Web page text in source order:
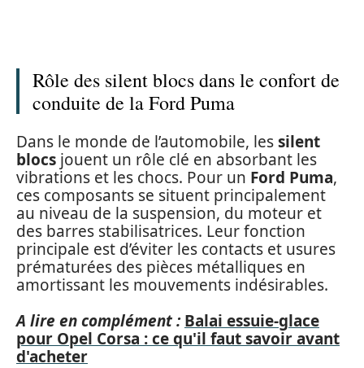
Rôle des silent blocs dans le confort de
conduite de la Ford Puma
Dans le monde de l’automobile, lessilent
blocs jouent un rôle clé en absorbant les
vibrations et les chocs. Pour un Ford Puma,
ces composants se situent principalement
au niveau de la suspension, du moteur et
des barres stabilisatrices. Leur fonction
principale est d’éviter les contacts et usures
prématurées des pièces métalliques en
amortissant les mouvements indésirables.
A lire en complément : Balai essuie-glace
pour Opel Corsa : ce qu'il faut savoir avant
d'acheter